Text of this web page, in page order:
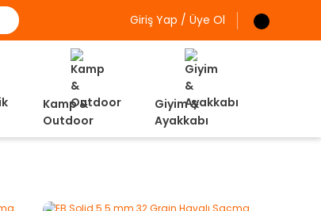
Giriş Yap / Üye Ol
Kamp &
Outdoor
Giyim &
Ayakkabı